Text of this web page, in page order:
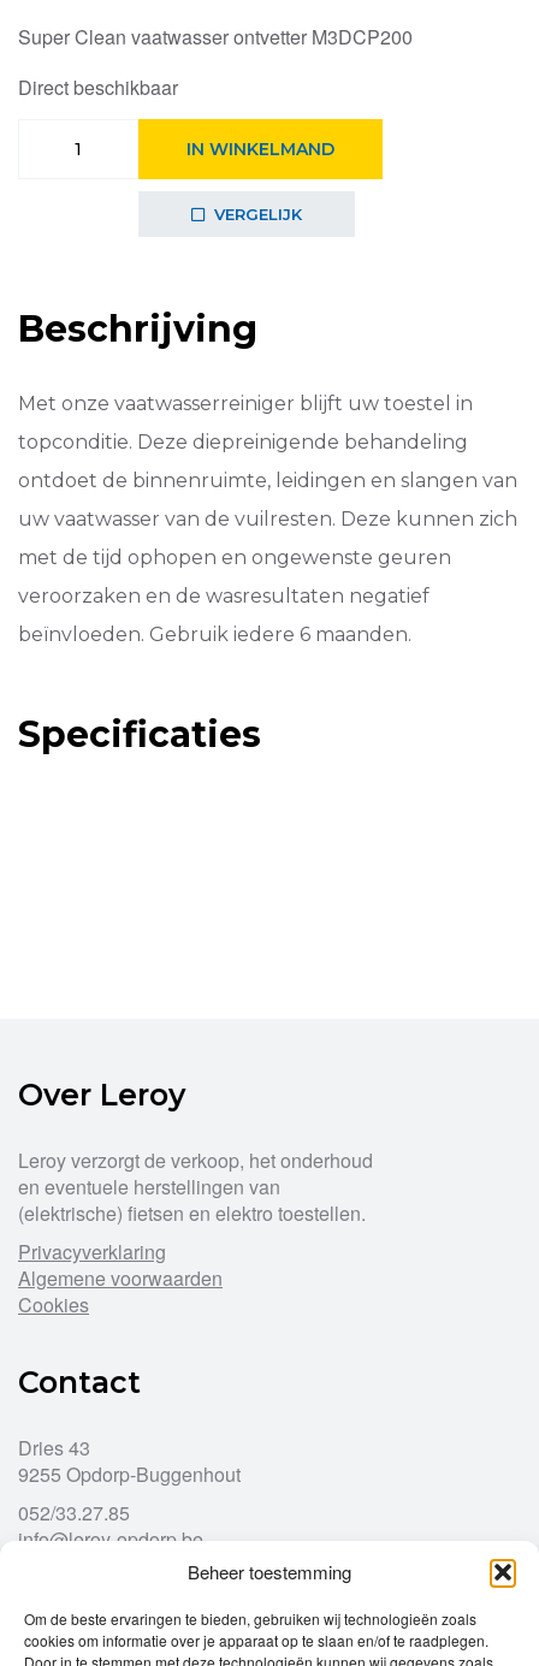
Beheer toestemming
Om de beste ervaringen te bieden, gebruiken wij technologieën zoals
cookies om informatie over je apparaat op te slaan en/of te raadplegen.
Door in te stemmen met deze technologieën kunnen wij gegevens zoals
Super Clean vaatwasser ontvetter M3DCP200
Direct beschikbaar
IN WINKELMAND
VERGELIJK
Beschrijving
Met onze vaatwasserreiniger blijft uw toestel in
topconditie. Deze diepreinigende behandeling
ontdoet de binnenruimte, leidingen en slangen van
uw vaatwasser van de vuilresten. Deze kunnen zich
met de tijd ophopen en ongewenste geuren
veroorzaken en de wasresultaten negatief
beïnvloeden. Gebruik iedere 6 maanden.
Specificaties
Over Leroy
Leroy verzorgt de verkoop, het onderhoud
en eventuele herstellingen van
(elektrische) fietsen en elektro toestellen.
Privacyverklaring
Algemene voorwaarden
Cookies
Contact
Dries 43
9255 Opdorp-Buggenhout
052/33.27.85
info@leroy-opdorp.be
Openingsuren